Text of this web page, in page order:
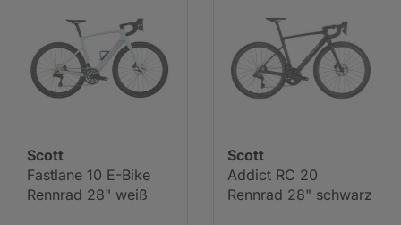
Scott
Fastlane 10 E-Bike
Rennrad 28" weiß
Scott
Addict RC 20
Rennrad 28" schwarz